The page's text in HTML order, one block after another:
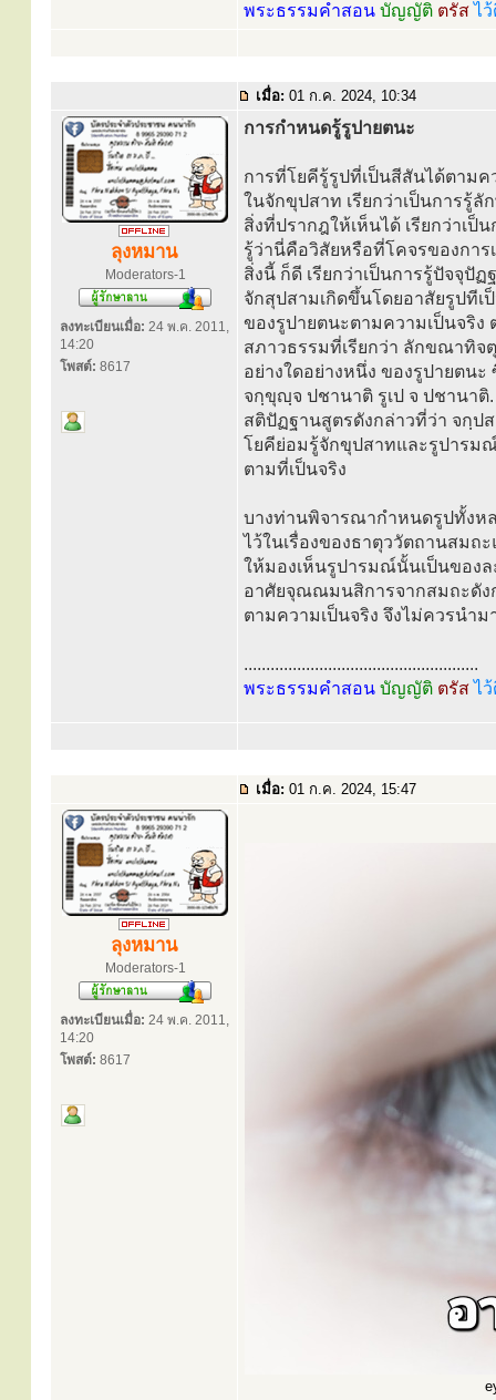
พระธรรมคำสอน บัญญัติ ตรัสไ
เมื่อ: 01 ก.ค. 2024, 10:34
ลุงหมาน
Moderators-1
ลงทะเบียนเมื่อ: 24 พ.ค. 2011,
14:20
โพสต์: 8617
การกำหนดรู้รูปายตนะ
การที่โยคีรู้รูปที่เป็นสีสันได้ตามค
ในจักขุปสาท เรียกว่าเป็นการรู้
สิ่งที่ปรากฎให้เห็นได้ เรียกว่าเ
รู้ว่านี่คือวิสัยหรือที่โคจรของการ
สิ่งนี้ ก็ดี เรียกว่าเป็นการรู้ปัจจุปั
จักสุปสามเกิดขึ้นโดยอาสัยรูปทีเ
ของรูปายตนะตามความเป็นจริง
สภาวธรรมที่เรียกว่า ลักขณาทิจ
อย่างใดอย่างหนึ่ง ของรูปายตน
จกฺขุญฺจ ปชานาติ รูเป จ ปชานา
สติปัฏฐานสูตรดังกล่าวที่ว่า จกฺ
โยคีย่อมรู้จักขุปสาทและรูปารม
ตามที่เป็นจริง
บางท่านพิจารณากำหนดรูปทั้งห
ไว้ในเรื่องของธาตุววัตถานสมถ
ให้มองเห็นรูปารมณ์นั้นเป็นของล
อาศัยจุณณมนสิการจากสมถะดัง
ตามความเป็นจริง จึงไม่ควรนำ
.....................................................
พระธรรมคำสอน บัญญัติ ตรัสไ
เมื่อ: 01 ก.ค. 2024, 15:47
ลุงหมาน
Moderators-1
ลงทะเบียนเมื่อ: 24 พ.ค. 2011,
14:20
โพสต์: 8617